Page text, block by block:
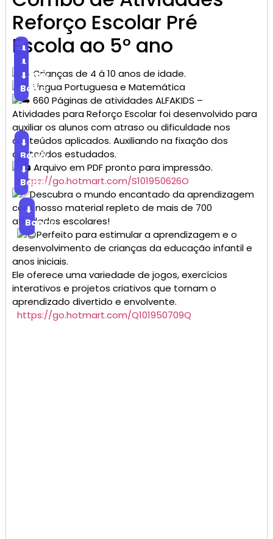
Reforço Escolar Pré
Escola ao 5° ano
⬇
Baixar
Crianças de 4 á 10 anos de idade.
⬇
Baixar
Língua Portuguesa e Matemática
⬇
Baixar
660 Páginas de atividades ALFAKIDS –
Atividades para Reforço Escolar foi desenvolvido para
auxiliar os alunos com atraso ou dificuldade nos
conteúdos aplicados. Auxiliando na fixação dos
conteúdos estudados.
⬇
Baixar
Arquivo em PDF pronto para impressão.
https://go.hotmart.com/S101950626O
⬇
Baixar
Descubra o mundo encantado da aprendizagem
com nosso material repleto de mais de 700
atividades escolares!
⬇
Baixar
Perfeito para estimular a aprendizagem e o
desenvolvimento de crianças da educação infantil e
anos iniciais.
Ele oferece uma variedade de jogos, exercícios
interativos e projetos criativos que tornam o
aprendizado divertido e envolvente.
https://go.hotmart.com/Q101950709Q